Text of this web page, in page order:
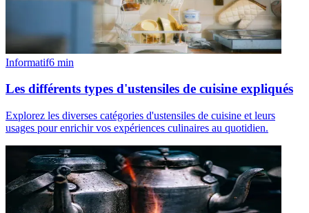
Informatif6 min
Les différents types d'ustensiles de cuisine expliqués
Explorez les diverses catégories d'ustensiles de cuisine et leurs
usages pour enrichir vos expériences culinaires au quotidien.